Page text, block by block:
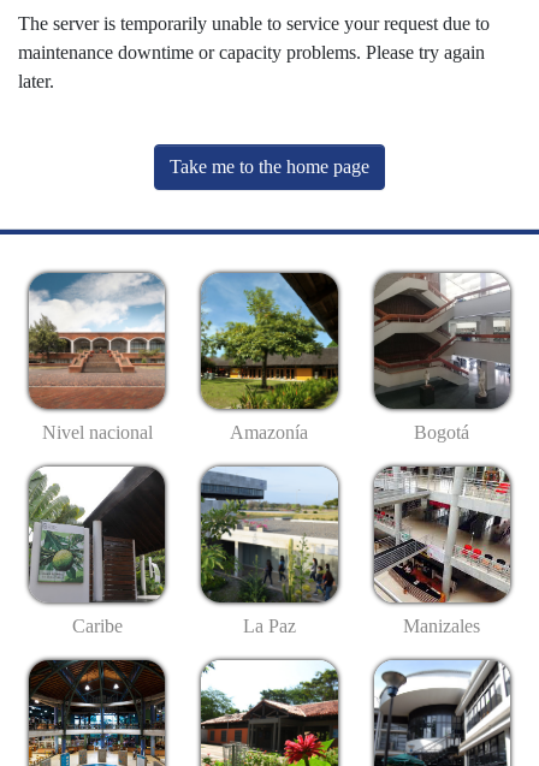
The server is temporarily unable to service your request due to
maintenance downtime or capacity problems. Please try again
later.
Take me to the home page
Nivel nacional Amazonía Bogotá
Caribe La Paz Manizales